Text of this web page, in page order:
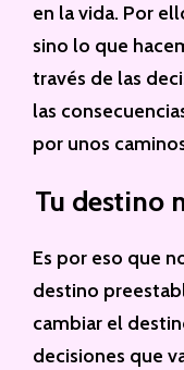
en la vida. Por
sino lo que
través de las
las
por unos
Tu destino
Es por eso que
destino
cambiar el
decisiones que